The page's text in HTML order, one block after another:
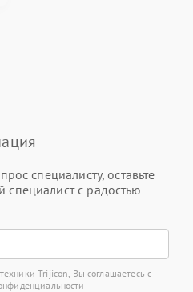
специалисту, оставьте
с радостью
Trijicon, Вы соглашаетесь с